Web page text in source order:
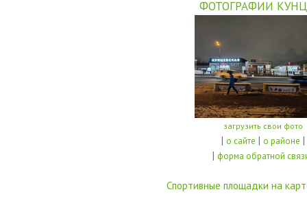
ФОТОГРАФИИ
загрузить свои фото
| о сайте | о районе |
| форма обратной
Спортивные площадки на